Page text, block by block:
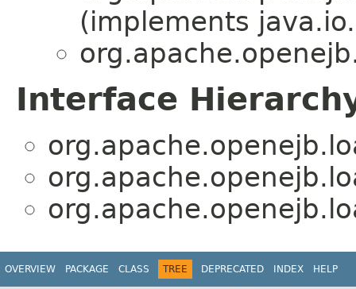
(implements
Interface
OVERVIEW PACKAGE CLASS TREE DEPRECATED INDEX HELP